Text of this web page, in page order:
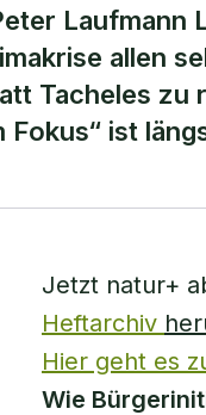
Laufmann
allen
Tacheles zu
Fokus“ ist
Jetzt natur+
Heftarchiv
Hier geht es
Wie